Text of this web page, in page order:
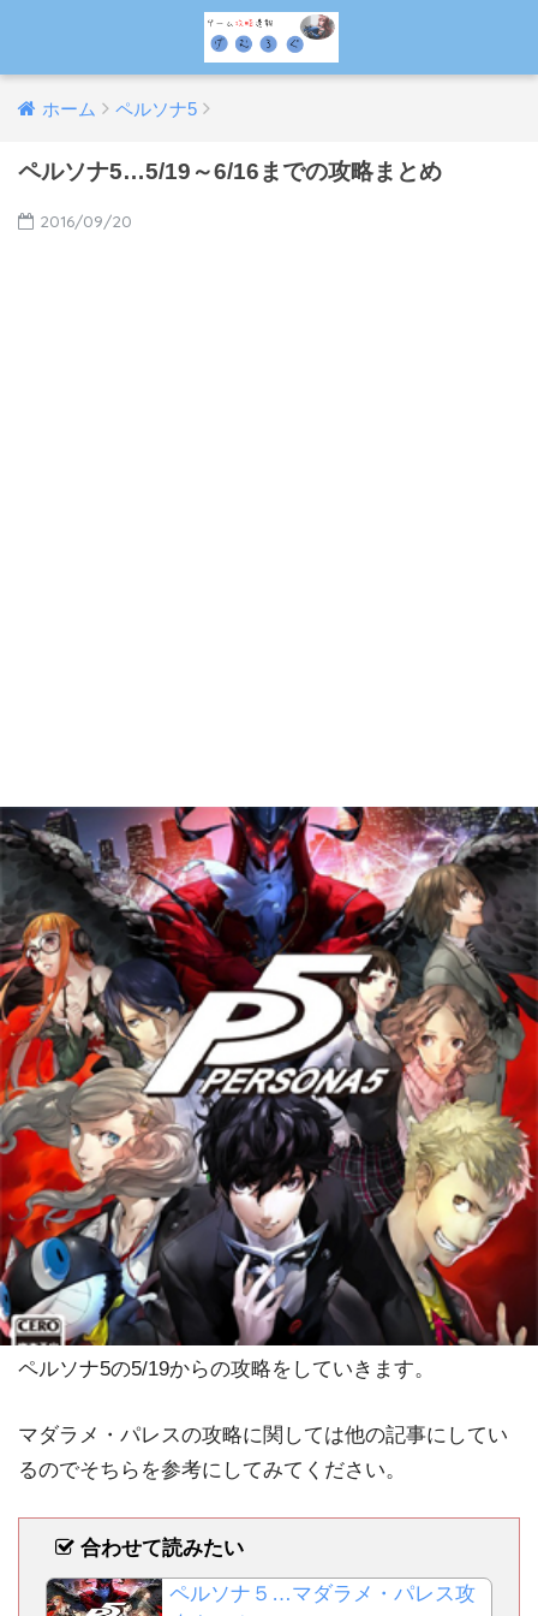
ホーム ペルソナ5
ペルソナ5…5/19～6/16までの攻略まとめ
2016/09/20
ペルソナ5の5/19からの攻略をしていきます。
マダラメ・パレスの攻略に関しては他の記事にしてい
るのでそちらを参考にしてみてください。
合わせて読みたい
ペルソナ５…マダラメ・パレス攻